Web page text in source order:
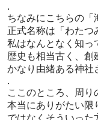
.
ちなみにこちらの「
正式名称は「わたつ
私はなんとなく知っ
歴史も相当古く、創
かなり由緒ある神社
.
ここのところ、周り
本当にありがたい限
ではなくそういった